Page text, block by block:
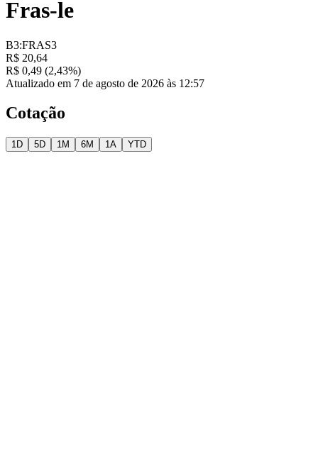
Fras-le
B3:FRAS3
R$ 20,64
R$ 0,49 (2,43%)
Atualizado em 7 de agosto de 2026 às 12:57
Cotação
1D 5D 1M 6M 1A YTD